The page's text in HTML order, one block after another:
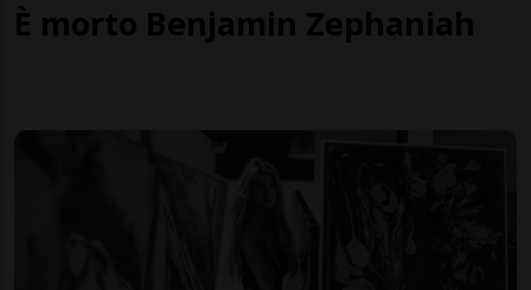
È morto Benjamin Zephaniah